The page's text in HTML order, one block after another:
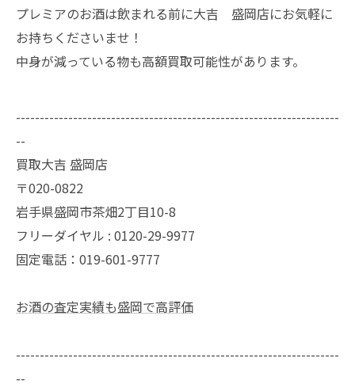
プレミアのお酒は飲まれる前に大吉 盛岡店にお気軽に
お持ちくださいませ！
中身が減っている物も高額買取可能性があります。
--------------------------------------------------------------------
--
買取大吉 盛岡店
〒020-0822
岩手県盛岡市茶畑2丁目10-8
フリーダイヤル : 0120-29-9977
固定電話：019-601-9777
お酒の査定実績も盛岡で高評価
--------------------------------------------------------------------
--